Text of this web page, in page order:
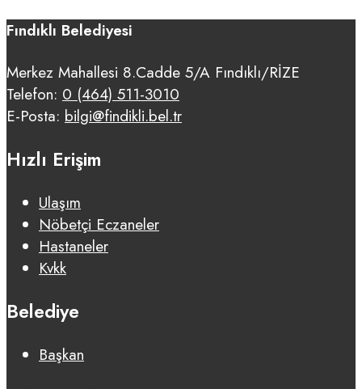
Fındıklı Belediyesi
Merkez Mahallesi 8.Cadde 5/A Fındıklı/RİZE
Telefon: 0 (464) 511-3010
E-Posta: bilgi@findikli.bel.tr
Hızlı Erişim
Ulaşım
Nöbetçi Eczaneler
Hastaneler
Kvkk
Belediye
Başkan